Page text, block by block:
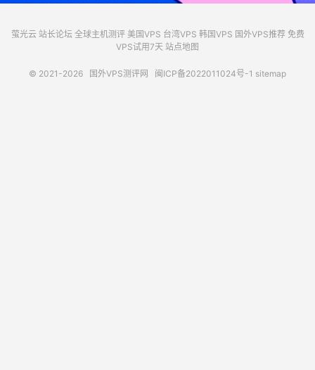
萤光云 站长论坛 全球主机测评 美国VPS 台湾VPS 韩国VPS 国外VPS推荐 免费
VPS试用7天 站点地图
© 2021-2026 国外VPS测评网 闽ICP备2022011024号-1 sitemap